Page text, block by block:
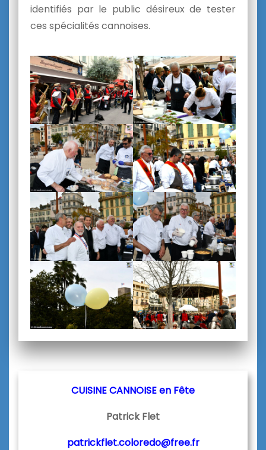
identifiés par le public désireux de tester
ces spécialités cannoises.
CUISINE CANNOISE en Fête
Patrick Flet
patrickflet.coloredo@free.fr